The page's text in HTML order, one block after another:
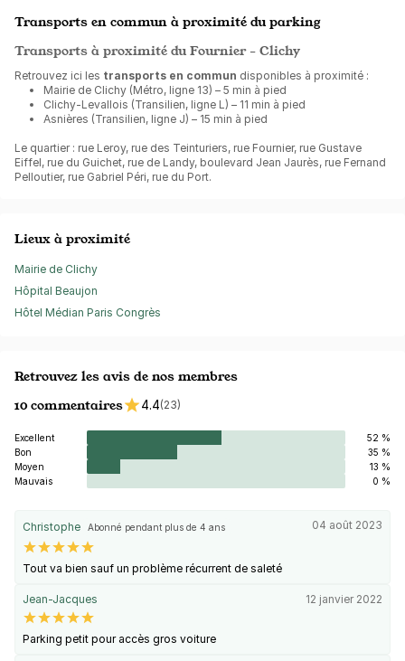
Transports en commun à proximité du parking
Transports à proximité du Fournier - Clichy
Retrouvez ici les transports en commun disponibles à proximité :
Mairie de Clichy (Métro, ligne 13) – 5 min à pied
Clichy-Levallois (Transilien, ligne L) – 11 min à pied
Asnières (Transilien, ligne J) – 15 min à pied
Le quartier : rue Leroy, rue des Teinturiers, rue Fournier, rue Gustave
Eiffel, rue du Guichet, rue de Landy, boulevard Jean Jaurès, rue Fernand
Pelloutier, rue Gabriel Péri, rue du Port.
Lieux à proximité
Mairie de Clichy
Hôpital Beaujon
Hôtel Médian Paris Congrès
Retrouvez les avis de nos membres
10 commentaires
4.4(23)
Excellent
52 %
Bon
35 %
Moyen
13 %
Mauvais
0 %
Christophe Abonné pendant plus de 4 ans 04 août 2023
Tout va bien sauf un problème récurrent de saleté
Jean-Jacques 12 janvier 2022
Parking petit pour accès gros voiture